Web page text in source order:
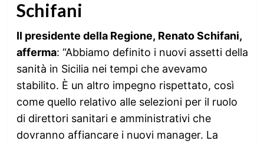
Schifani
Il presidente della Regione, Renato Schifani,
afferma: “Abbiamo definito i nuovi assetti della
sanità in Sicilia nei tempi che avevamo
stabilito. È un altro impegno rispettato, così
come quello relativo alle selezioni per il ruolo
di direttori sanitari e amministrativi che
dovranno affiancare i nuovi manager. La